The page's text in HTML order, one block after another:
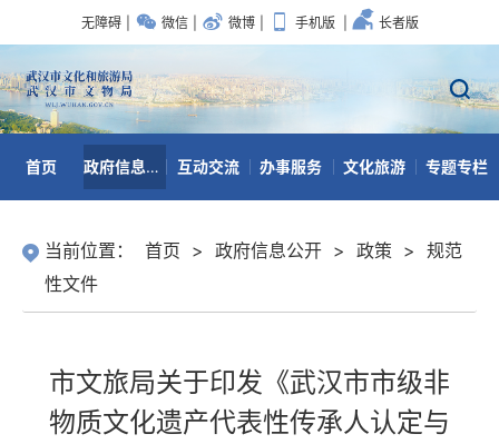
无障碍 微信 微博 手机版 长者版
首页 政府信息公开 互动交流 办事服务 文化旅游 专题专栏
当前位置： 首页 > 政府信息公开 > 政策 > 规范
性文件
市文旅局关于印发《武汉市市级非
物质文化遗产代表性传承人认定与